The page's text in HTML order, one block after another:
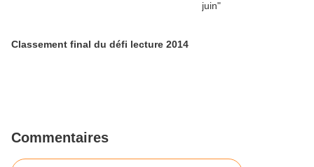
Classement final du défi lecture 2014
Commentaires